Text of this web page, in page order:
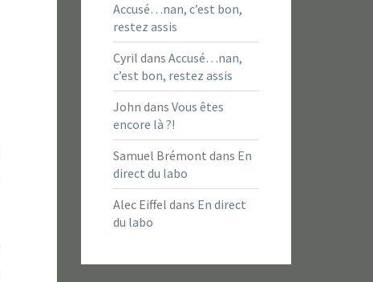
Accusé…nan, c’est bon,
restez assis
Cyril dans Accusé…nan,
c’est bon, restez assis
John dans Vous êtes
encore là ?!
Samuel Brémont dans En
direct du labo
Alec Eiffel dans En direct
du labo